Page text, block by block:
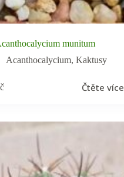
munitum
Acanthocalycium,Kaktusy
Čtěte více